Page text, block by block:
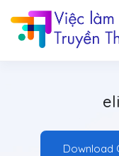
Download